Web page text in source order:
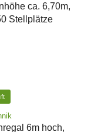
ca. 6,70m,
Stellplätze
6m hoch,